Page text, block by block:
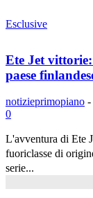
Esclusive
Ete Jet
paese
notizieprimopiano -
0
L'avventura di Ete
fuoriclasse di
serie...